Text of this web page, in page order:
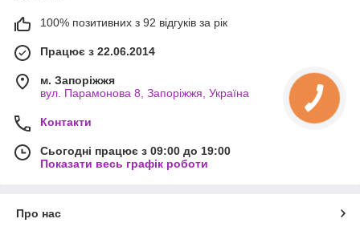
100% позитивних з 92 відгуків за рік
Працює з 22.06.2014
м. Запоріжжя
вул. Парамонова 8, Запоріжжя, Україна
Контакти
Сьогодні працює з 09:00 до 19:00
Показати весь графік роботи
Про нас